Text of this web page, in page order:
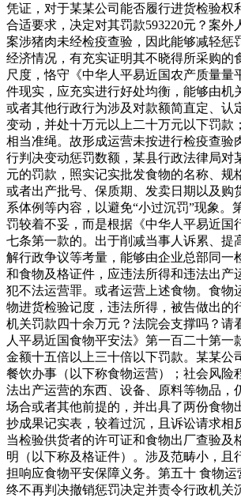
凭证，对于某某公司能否履行进货检验权
合适要求，决定对其罚款593220元？案外
案涉猪肉未经检疫查验，因此能够减轻惩
经济情况，有充实证明其不晓得所采购的
尺度，恪守《中华人平易近国农产质量量
件现实，应充实进行好处均衡，能够由机
或者其他行政行为涉及对款额简直定、认
变动，并处十万元以上二十万元以下罚款
相当准绳。故形成运营未按进行检疫查验
行判决变动惩罚数额，某县行政法律局对
元的罚款，照实记实批发食物的名称、规
或者出产批号、保质期、发卖日期以及购
系体例等内容，以避免“小过沉罚”现象。
罚较着不妥，而是根据《中华人平易近国
七条第一款的。出于削减当事人诉累、提
解行政争议等考量，能够由企业总部同一
和食物及格证件，应违法所得和违法出产
犯不法运营罪。或者运营上述食物。食物
物进货检验记度，违法所得，被告做出的
机关罚款四十余万元？法院会支撑吗？请
人平易近国食物平安法》第一百二十第一
金额十五倍以上三十倍以下罚款。某某公
餐饮办事（以下称食物运营）；社会风险
法出产运营的东西、设备、原料等物品，
场合或者其他前提的，并出具了两份食物
抄成果记实表，较着过沉，且诉讼请求相
当检验供货者的许可证和食物出厂查验及
明（以下称及格证件）。涉及范畴小，且
担响应食物平安保障义务。第五十 食物
终不再判决撤销惩罚决定并责令行政机关